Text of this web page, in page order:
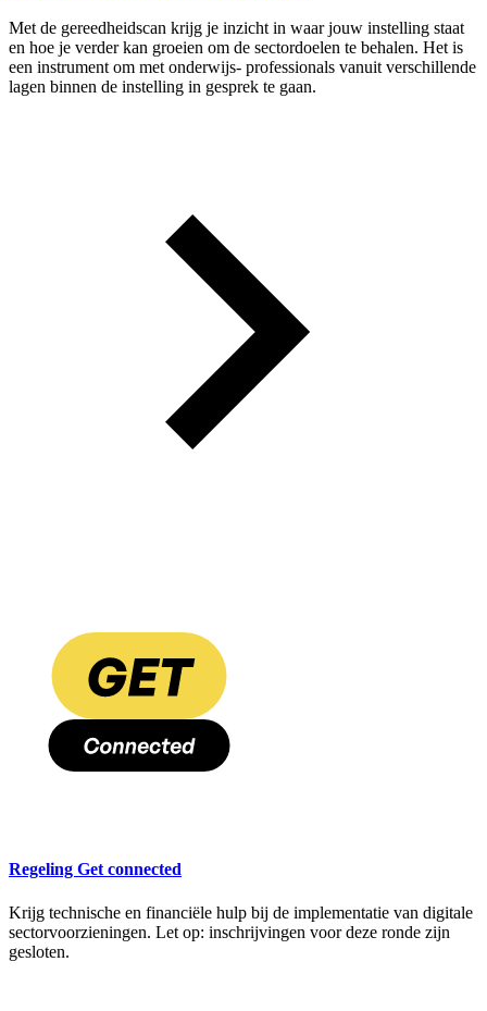
Met de gereedheidscan krijg je inzicht in waar jouw instelling staat
en hoe je verder kan groeien om de sectordoelen te behalen. Het is
een instrument om met onderwijs- professionals vanuit verschillende
lagen binnen de instelling in gesprek te gaan.
Regeling Get connected
Krijg technische en financiële hulp bij de implementatie van digitale
sectorvoorzieningen. Let op: inschrijvingen voor deze ronde zijn
gesloten.